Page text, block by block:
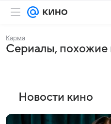
Карма
Сериалы, похожие
Новости кино